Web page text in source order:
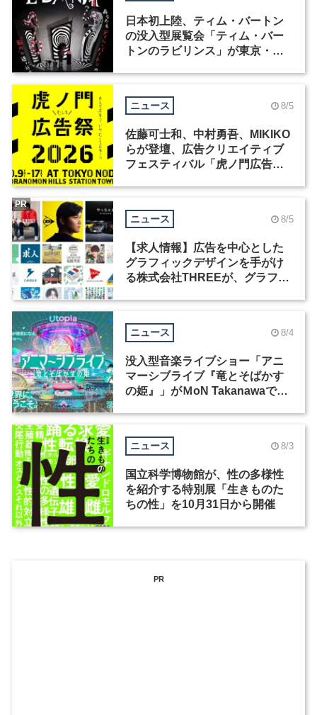
日本初上陸、ティム・バートン
の没入型展覧会「ティム・バー
トンのラビリンス」が東京・豊
ニュース 8/5
佐藤可士和、中村勇吾、MIKIKO
らが登壇、広告クリエイティブ
フェスティバル「虎ノ門広告
ニュース 8/5
【求人情報】広告を中心とした
グラフィックデザインを手がけ
る株式会社THREEが、グラフィ
PR
ニュース 8/4
没入型音楽ライブショー「アニ
マーシブライブ『竜とそばかす
の姫』」がＭoN Takanawaで開
ニュース 8/3
国立科学博物館が、性の多様性
を紹介する特別展「生きものた
ちの性」を10月31日から開催
PR